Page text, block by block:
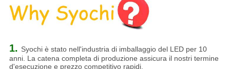
1. Syochi è stato nell'industria di imballaggio del LED per 10
anni. La catena completa di produzione assicura il nostri termine
d'esecuzione e prezzo competitivo rapidi.